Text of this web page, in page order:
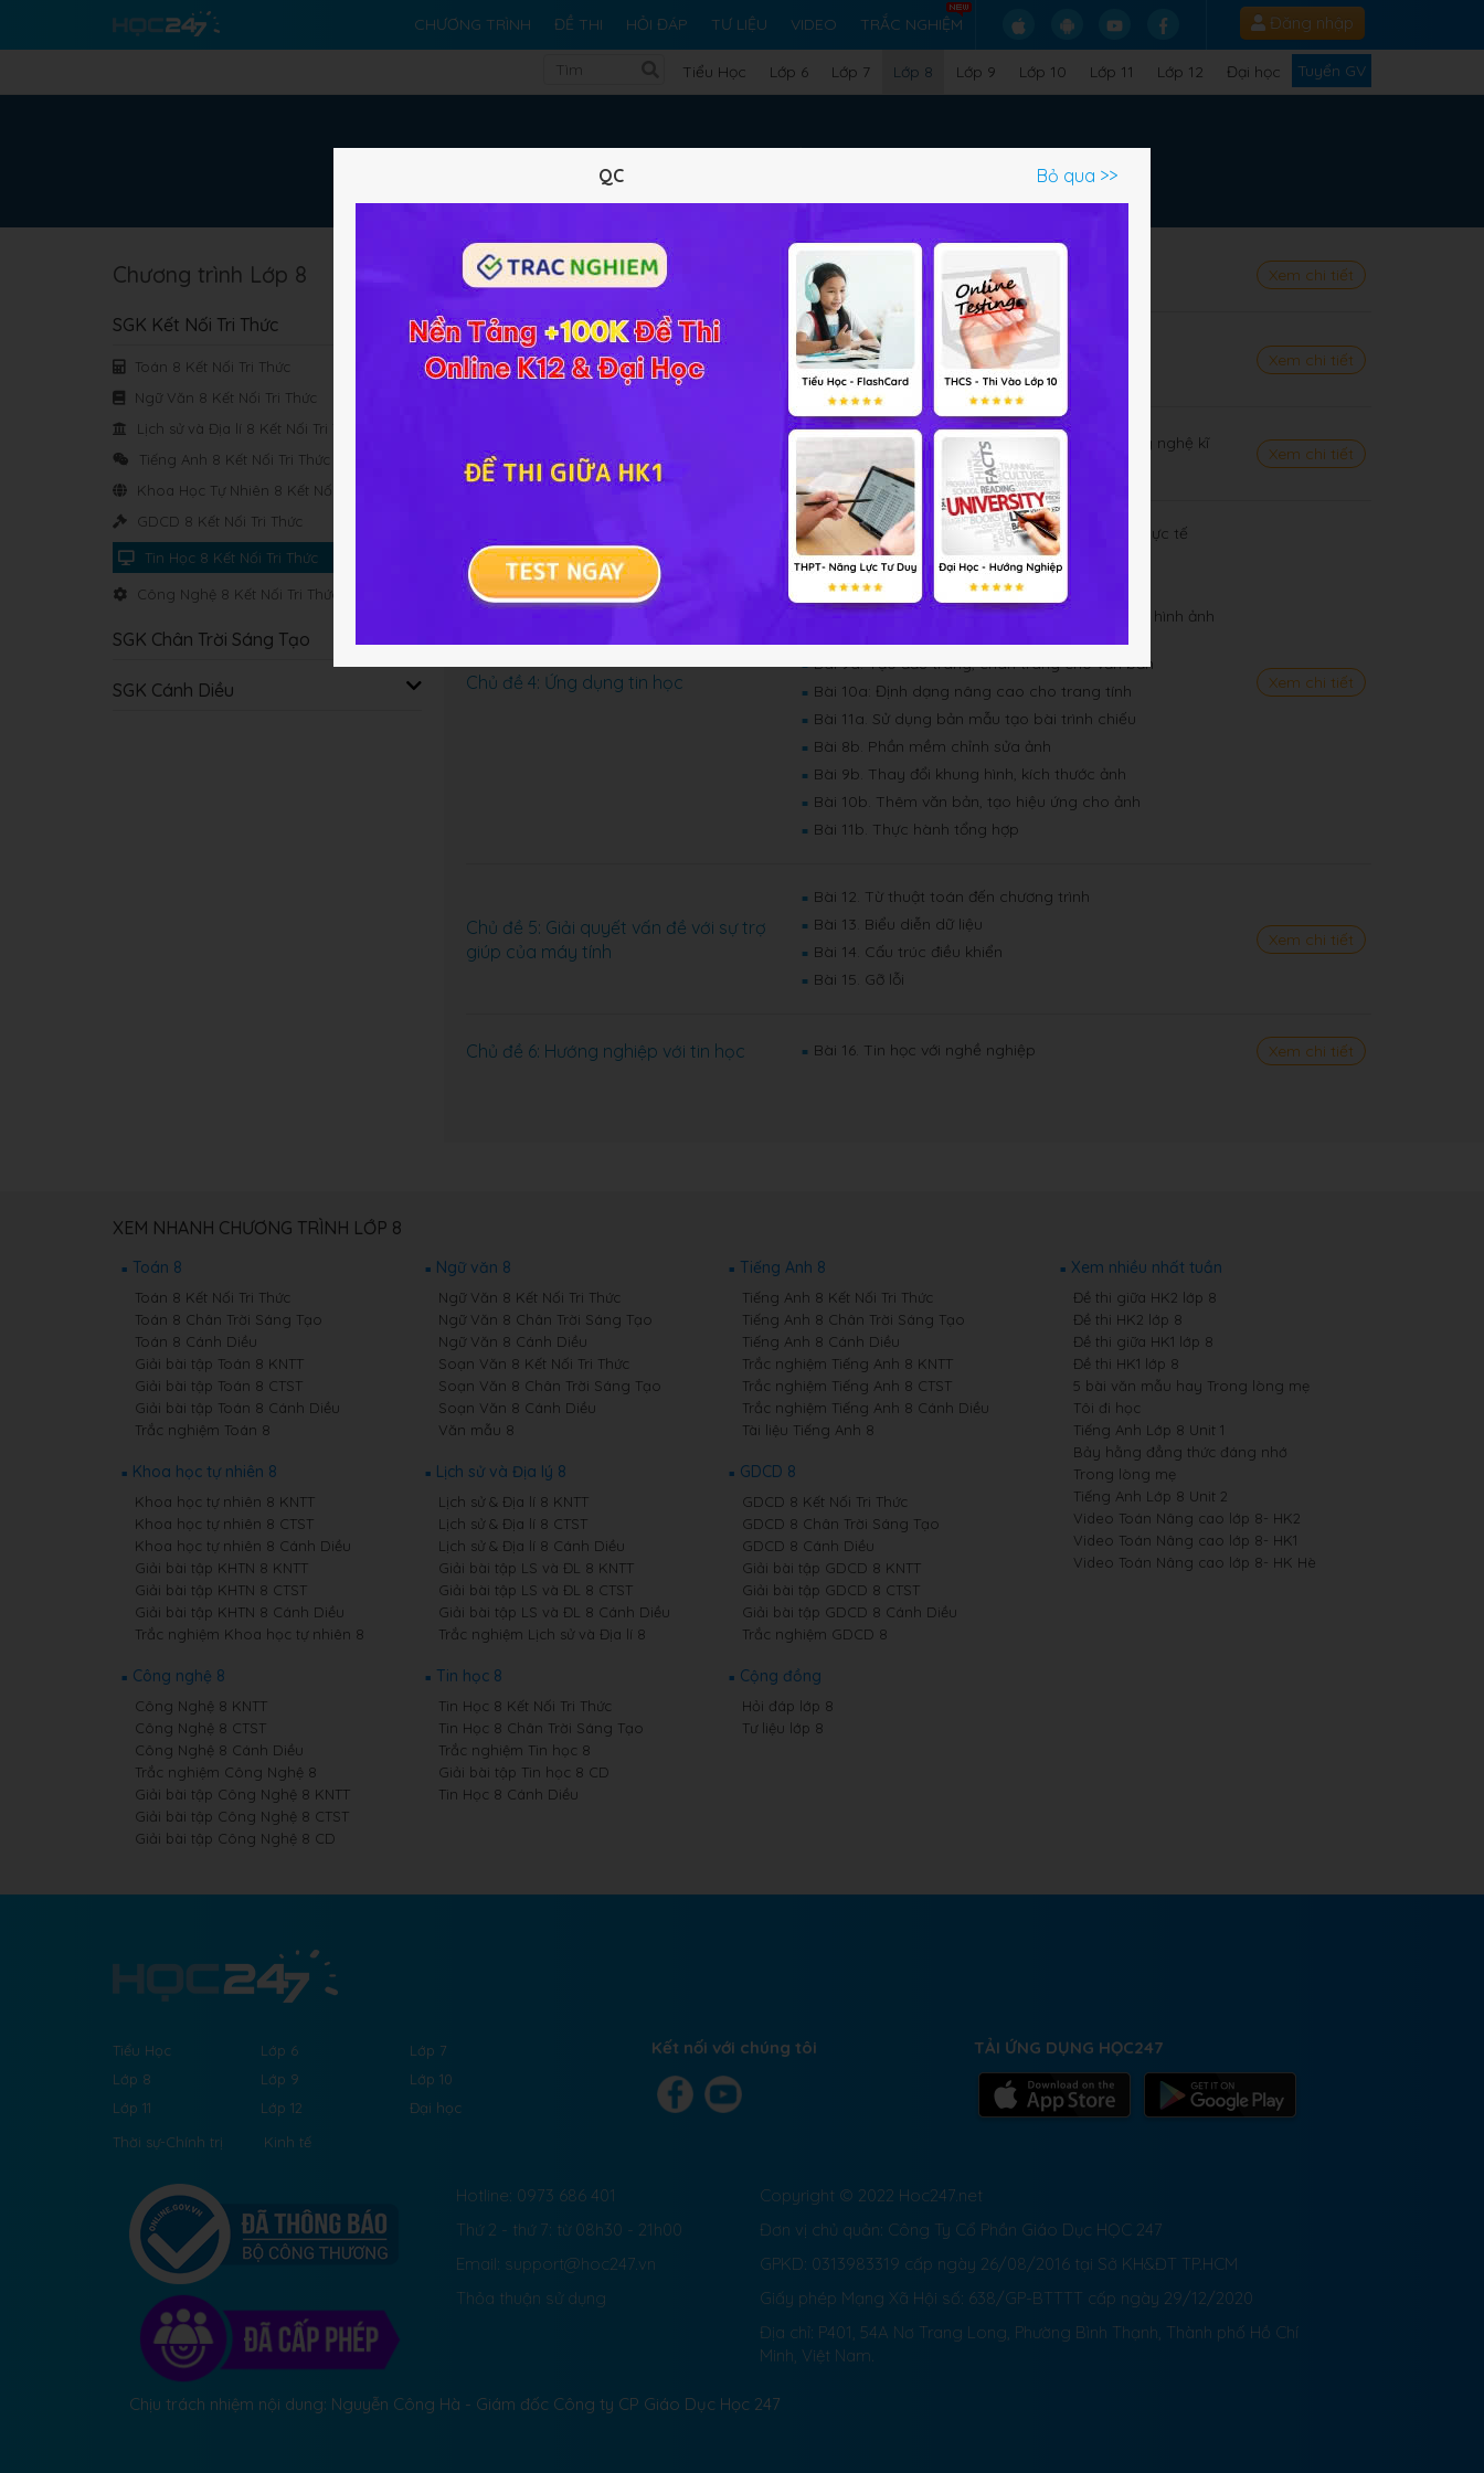
CHƯƠNG TRÌNH ĐỀ THI HỎI ĐÁP TƯ LIỆU VIDEO TRẮC NGHIỆM Đăng nhập
Tiểu Học Lớp 6 Lớp 7 Lớp 8 Lớp 9 Lớp 10 Lớp 11 Lớp 12 Đại học Tuyển GV
Tin Học Lớp 8
Chương trình Lớp 8
SGK Kết Nối Tri Thức
Toán 8 Kết Nối Tri Thức
Ngữ Văn 8 Kết Nối Tri Thức
Lịch sử và Địa lí 8 Kết Nối Tri Thức
Tiếng Anh 8 Kết Nối Tri Thức
Khoa Học Tự Nhiên 8 Kết Nối Tri Thức
GDCD 8 Kết Nối Tri Thức
Tin Học 8 Kết Nối Tri Thức
Công Nghệ 8 Kết Nối Tri Thức
SGK Chân Trời Sáng Tạo
SGK Cánh Diều
Chủ đề 1: Máy tính và cộng đồng ■ Bài 1: Lược sử công cụ tính toán Xem chi tiết
Chủ đề 2: Tổ chức lưu trữ, tìm kiếm và
trao đổi thông tin
■ Bài 2: Thông tin trong môi trường số
■ Bài 3: Thực hành khai thác thông tin số
Xem chi tiết
hoá trong môi trường số
Bài 4. Đạo đức và văn hoá trong sử dụng công nghệ kĩ
Xem chi tiết
Chủ đề 4: Ứng dụng tin học
■ Bài 5. Sử dụng bảng tính giải quyết bài toán thực tế
■ Bài 6: Sắp xếp và lọc dữ liệu
Bài 7: Trực quan hoá dữ liệu
Bài 8a: Làm việc với danh sách dạng liệt kê và hình ảnh
■ Bài 9a: Tạo đầu trang, chân trang cho văn bản
■ Bài 10a: Định dạng nâng cao cho trang tính
■ Bài 11a. Sử dụng bản mẫu tạo bài trình chiếu
■ Bài 8b. Phần mềm chỉnh sửa ảnh
■ Bài 9b. Thay đổi khung hình, kích thước ảnh
■ Bài 10b. Thêm văn bản, tạo hiệu ứng cho ảnh
■ Bài 11b. Thực hành tổng hợp
Xem chi tiết
Chủ đề 5: Giải quyết vấn đề với sự trợ
giúp của máy tính
■ Bài 12. Từ thuật toán đến chương trình
■ Bài 13. Biểu diễn dữ liệu
■ Bài 14. Cấu trúc điều khiển
■ Bài 15. Gỡ lỗi
Xem chi tiết
Chủ đề 6: Hướng nghiệp với tin học ■ Bài 16. Tin học với nghề nghiệp Xem chi tiết
XEM NHANH CHƯƠNG TRÌNH LỚP 8
Toán 8
Toán 8 Kết Nối Tri Thức
Toán 8 Chân Trời Sáng Tạo
Toán 8 Cánh Diều
Giải bài tập Toán 8 KNTT
Giải bài tập Toán 8 CTST
Giải bài tập Toán 8 Cánh Diều
Trắc nghiệm Toán 8
Ngữ văn 8
Ngữ Văn 8 Kết Nối Tri Thức
Ngữ Văn 8 Chân Trời Sáng Tạo
Ngữ Văn 8 Cánh Diều
Soạn Văn 8 Kết Nối Tri Thức
Soạn Văn 8 Chân Trời Sáng Tạo
Soạn Văn 8 Cánh Diều
Văn mẫu 8
Tiếng Anh 8
Tiếng Anh 8 Kết Nối Tri Thức
Tiếng Anh 8 Chân Trời Sáng Tạo
Tiếng Anh 8 Cánh Diều
Trắc nghiệm Tiếng Anh 8 KNTT
Trắc nghiệm Tiếng Anh 8 CTST
Trắc nghiệm Tiếng Anh 8 Cánh Diều
Tài liệu Tiếng Anh 8
Khoa học tự nhiên 8
Khoa học tự nhiên 8 KNTT
Khoa học tự nhiên 8 CTST
Khoa học tự nhiên 8 Cánh Diều
Giải bài tập KHTN 8 KNTT
Giải bài tập KHTN 8 CTST
Giải bài tập KHTN 8 Cánh Diều
Trắc nghiệm Khoa học tự nhiên 8
Lịch sử và Địa lý 8
Lịch sử & Địa lí 8 KNTT
Lịch sử & Địa lí 8 CTST
Lịch sử & Địa lí 8 Cánh Diều
Giải bài tập LS và ĐL 8 KNTT
Giải bài tập LS và ĐL 8 CTST
Giải bài tập LS và ĐL 8 Cánh Diều
Trắc nghiệm Lịch sử và Địa lí 8
GDCD 8
GDCD 8 Kết Nối Tri Thức
GDCD 8 Chân Trời Sáng Tạo
GDCD 8 Cánh Diều
Giải bài tập GDCD 8 KNTT
Giải bài tập GDCD 8 CTST
Giải bài tập GDCD 8 Cánh Diều
Trắc nghiệm GDCD 8
Công nghệ 8
Công Nghệ 8 KNTT
Công Nghệ 8 CTST
Công Nghệ 8 Cánh Diều
Trắc nghiệm Công Nghệ 8
Giải bài tập Công Nghệ 8 KNTT
Giải bài tập Công Nghệ 8 CTST
Giải bài tập Công Nghệ 8 CD
Tin học 8
Tin Học 8 Kết Nối Tri Thức
Tin Học 8 Chân Trời Sáng Tạo
Trắc nghiệm Tin học 8
Giải bài tập Tin học 8 CD
Tin Học 8 Cánh Diều
Cộng đồng
Hỏi đáp lớp 8
Tư liệu lớp 8
Xem nhiều nhất tuần
Đề thi giữa HK2 lớp 8
Đề thi HK2 lớp 8
Đề thi giữa HK1 lớp 8
Đề thi HK1 lớp 8
5 bài văn mẫu hay Trong lòng mẹ
Tôi đi học
Tiếng Anh Lớp 8 Unit 1
Bảy hằng đẳng thức đáng nhớ
Trong lòng mẹ
Tiếng Anh Lớp 8 Unit 2
Video Toán Nâng cao lớp 8- HK2
Video Toán Nâng cao lớp 8- HK1
Video Toán Nâng cao lớp 8- HK Hè
Tiểu Học Lớp 6
Lớp 7
Lớp 8
Lớp 9
Lớp 10
Lớp 11
Lớp 12
Đại học
Thời sự-Chính trị
Kinh tế
Kết nối với chúng tôi TẢI ỨNG DỤNG HỌC247
Hotline: 0973 686 401
Thứ 2 - thứ 7: từ 08h30 - 21h00
Email: support@hoc247.vn
Thỏa thuận sử dụng
Copyright © 2022 Hoc247.net
Đơn vị chủ quản: Công Ty Cổ Phần Giáo Dục HỌC 247
GPKD: 0313983319 cấp ngày 26/08/2016 tại Sở KH&ĐT TP.HCM
Giấy phép Mạng Xã Hội số: 638/GP-BTTTT cấp ngày 29/12/2020
Địa chỉ: P401, 54A Nơ Trang Long, Phường Bình Thạnh, Thành phố Hồ Chí
Minh, Việt Nam.
Chịu trách nhiệm nội dung: Nguyễn Công Hà - Giám đốc Công ty CP Giáo Dục Học 247
QC Bỏ qua >>